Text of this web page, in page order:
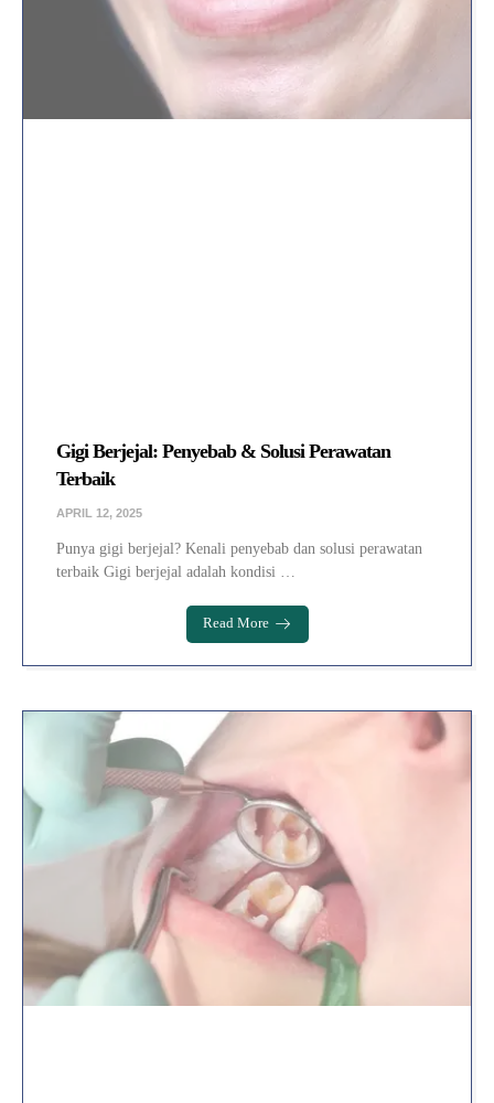
Gigi Berjejal: Penyebab & Solusi Perawatan
Terbaik
APRIL 12, 2025
Punya gigi berjejal? Kenali penyebab dan solusi perawatan
terbaik Gigi berjejal adalah kondisi …
Read More